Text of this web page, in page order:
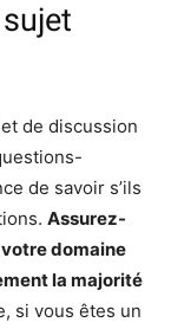
de discussion
de savoir s’ils
Assurez-
domaine
la majorité
si vous êtes un